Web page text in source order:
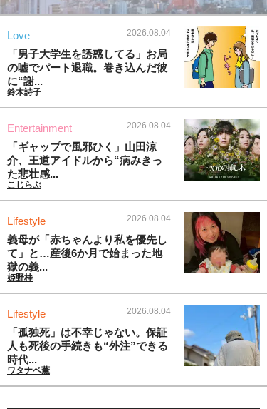
Love 2026.08.04
「男子大学生を誘惑してる」お局
の嘘でパート退職。巻き込んだ彼
に“謝...
鈴木詩子
Entertainment 2026.08.04
「ギャップで風邪ひく」山田涼
介、王道アイドルから“病みきっ
た悲壮感...
こじらぶ
Lifestyle 2026.08.04
義母が「赤ちゃんより私を優先し
て」と…産後6か月で始まった地
獄の義...
姫野桂
Lifestyle 2026.08.04
「孤独死」は不幸じゃない。保証
人も死後の手続きも“外注”できる
時代...
ワタナベ薫